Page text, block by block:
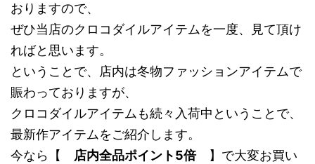
おりますので、
ぜひ当店のクロコダイルアイテムを一度、見て頂け
ればと思います。
ということで、店内は冬物ファッションアイテムで
賑わっておりますが、
クロコダイルアイテムも続々入荷中ということで、
最新作アイテムをご紹介します。
今なら【 店内全品ポイント5倍】で大変お買い